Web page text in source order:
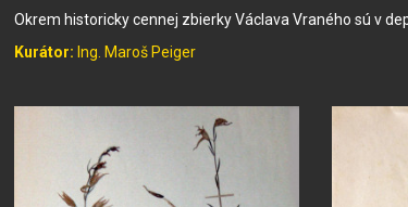
Okrem historicky cennej zbierky Václava Vraného sú v
Kurátor: Ing. Maroš Peiger